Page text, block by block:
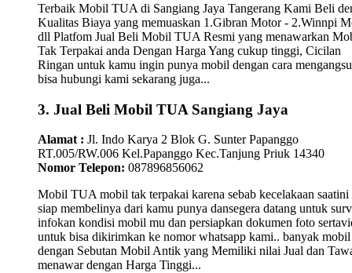
Terbaik Mobil TUA di Sangiang Jaya Tangerang Kami Beli
Kualitas Biaya yang memuaskan 1.Gibran Motor - 2.Winnpi
dll Platfom Jual Beli Mobil TUA Resmi yang menawarkan
Tak Terpakai anda Dengan Harga Yang cukup tinggi, Cicilan
Ringan untuk kamu ingin punya mobil dengan cara
bisa hubungi kami sekarang juga...
3. Jual Beli Mobil TUA Sangiang Jaya
Alamat : Jl. Indo Karya 2 Blok G. Sunter Papanggo
RT.005/RW.006 Kel.Papanggo Kec.Tanjung Priuk 14340
Nomor Telepon: 087896856062
Mobil TUA mobil tak terpakai karena sebab kecelakaan saatini
siap membelinya dari kamu punya dansegera datang untuk
infokan kondisi mobil mu dan persiapkan dokumen foto
untuk bisa dikirimkan ke nomor whatsapp kami.. banyak mobil
dengan Sebutan Mobil Antik yang Memiliki nilai Jual dan
menawar dengan Harga Tinggi...